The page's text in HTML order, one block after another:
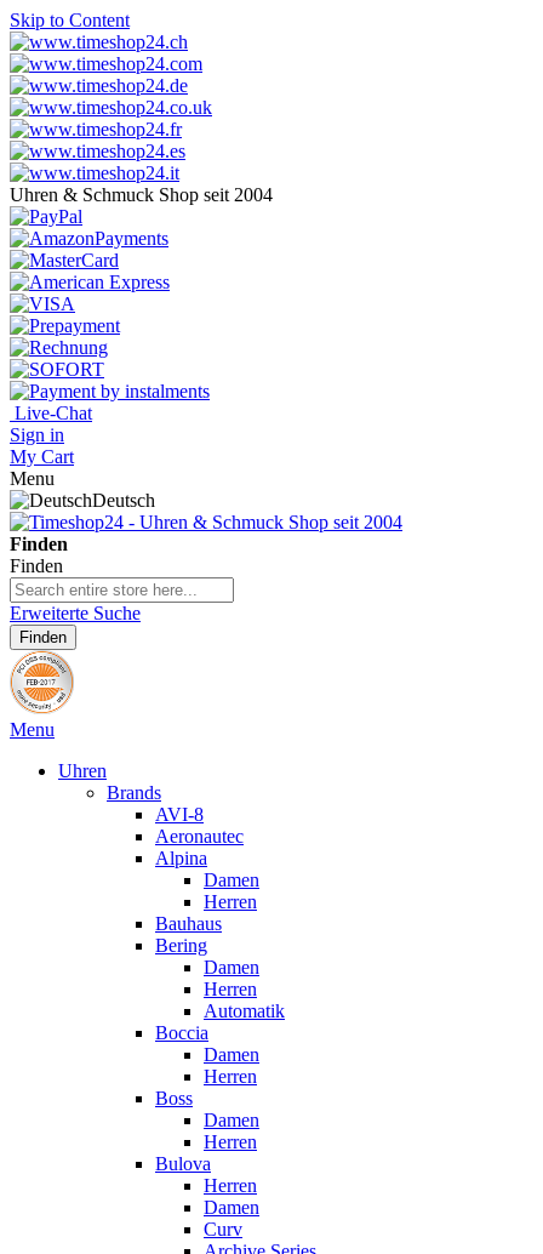
Skip to Content
Uhren & Schmuck Shop seit 2004
Live-Chat
Sign in
My Cart
Menu
Deutsch
Finden
Finden
Erweiterte Suche
Finden
Menu
Uhren
Brands
AVI-8
Aeronautec
Alpina
Damen
Herren
Bauhaus
Bering
Damen
Herren
Automatik
Boccia
Damen
Herren
Boss
Damen
Herren
Bulova
Herren
Damen
Curv